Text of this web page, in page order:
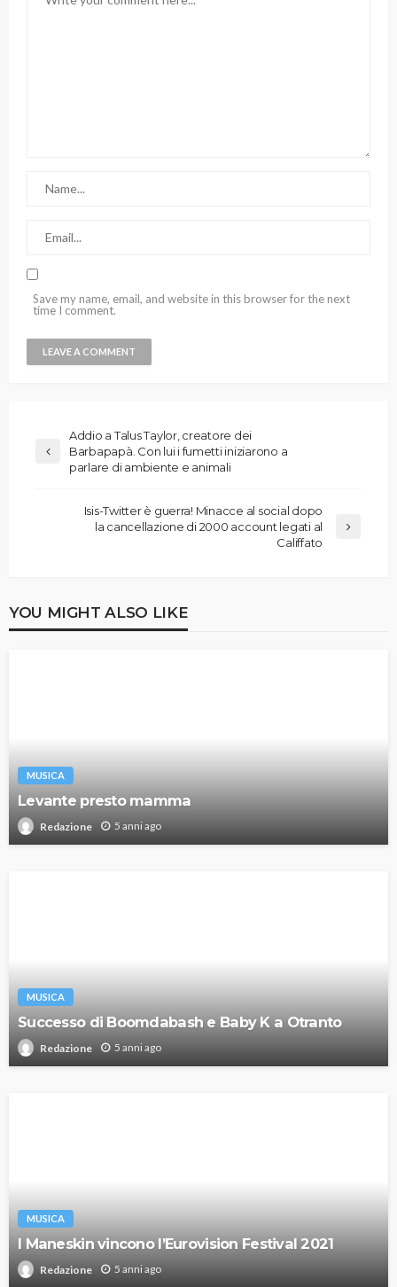
Save my name, email, and website in this browser for the next
time I comment.
Addio a Talus Tay­lor, creatore dei
Barbapapà. Con lui i fumetti iniziarono a
parlare di ambiente e animali
Isis-Twitter è guerra! Minacce al social dopo
la cancellazione di 2000 account legati al
Califfato
YOU MIGHT ALSO LIKE
MUSICA
Levante presto mamma
Redazione 5 anni ago
MUSICA
Successo di Boomdabash e Baby K a Otranto
Redazione 5 anni ago
MUSICA
I Maneskin vincono l’Eurovision Festival 2021
Redazione 5 anni ago